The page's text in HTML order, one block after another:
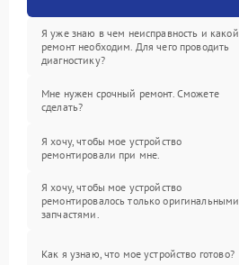
Я уже знаю в чем неисправность и какой
ремонт необходим. Для чего проводить
диагностику?
Мне нужен срочный ремонт. Сможете
сделать?
Я хочу, чтобы мое устройство
ремонтировали при мне.
Я хочу, чтобы мое устройство
ремонтировалось только оригинальными
запчастями.
Как я узнаю, что мое устройство готово?